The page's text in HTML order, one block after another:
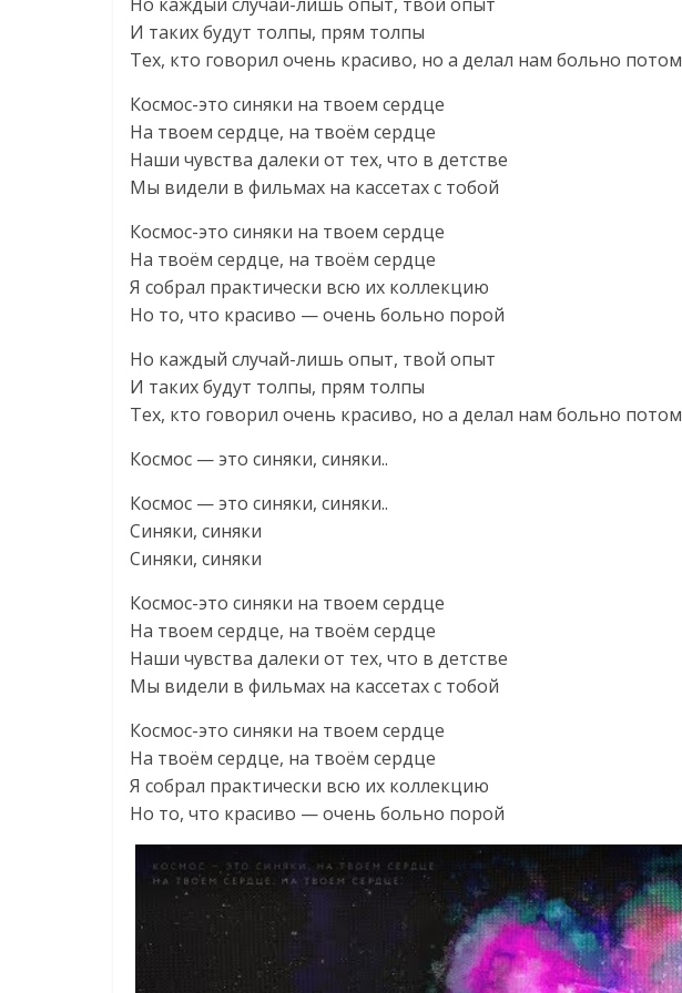
И таких будут толпы, прям толпы
Тех, кто говорил очень красиво, но а делал нам больно потом
Космос-это синяки на твоем сердце
На твоем сердце, на твоём сердце
Наши чувства далеки от тех, что в детстве
Мы видели в фильмах на кассетах с тобой
Космос-это синяки на твоем сердце
На твоём сердце, на твоём сердце
Я собрал практически всю их коллекцию
Но то, что красиво — очень больно порой
Но каждый случай-лишь опыт, твой опыт
И таких будут толпы, прям толпы
Тех, кто говорил очень красиво, но а делал нам больно потом
Космос — это синяки, синяки..
Космос — это синяки, синяки..
Синяки, синяки
Синяки, синяки
Космос-это синяки на твоем сердце
На твоем сердце, на твоём сердце
Наши чувства далеки от тех, что в детстве
Мы видели в фильмах на кассетах с тобой
Космос-это синяки на твоем сердце
На твоём сердце, на твоём сердце
Я собрал практически всю их коллекцию
Но то, что красиво — очень больно порой